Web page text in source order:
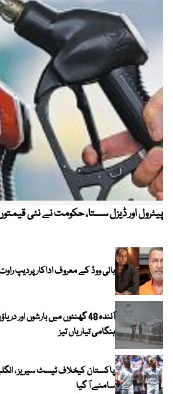
پیٹرول اور ڈیزل سستا، حکومت نے نئی
بالی ووڈ کے معروف اداکار پردیپ
آئندہ 48 گھنٹوں میں بارشوں
ہنگامی تیاریاں تیز
سامنے آ گیا